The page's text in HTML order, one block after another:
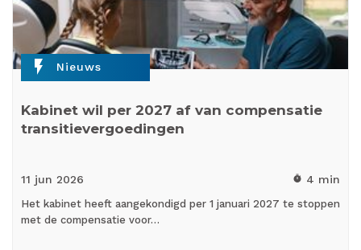
flash_on Nieuws
Kabinet wil per 2027 af van compensatie
transitievergoedingen
11 jun 2026 timer 4 min
Het kabinet heeft aangekondigd per 1 januari 2027 te stoppen
met de compensatie voor…